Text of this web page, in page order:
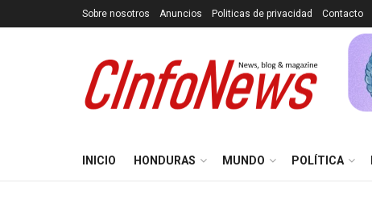
Sobre nosotros Anuncios Politicas de privacidad Contacto
INICIO HONDURAS MUNDO POLÍTICA